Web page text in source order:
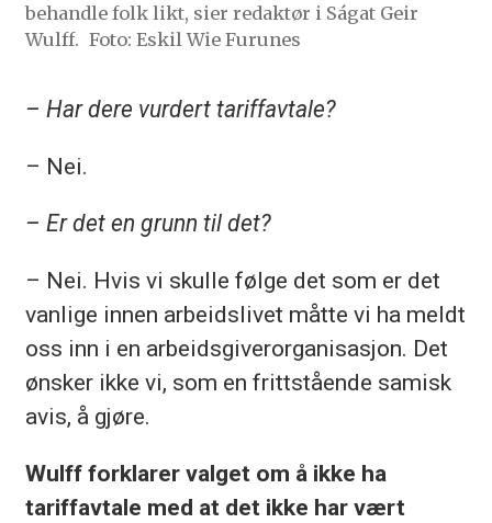
behandle folk likt, sier redaktør i Ságat Geir
Wulff. Foto: Eskil Wie Furunes
– Har dere vurdert tariffavtale?
– Nei.
– Er det en grunn til det?
– Nei. Hvis vi skulle følge det som er det
vanlige innen arbeidslivet måtte vi ha meldt
oss inn i en arbeids­giverorganisasjon. Det
ønsker ikke vi, som en frittstående samisk
avis, å gjøre.
Wulff forklarer valget om å ikke ha
tariffavtale med at det ikke har vært